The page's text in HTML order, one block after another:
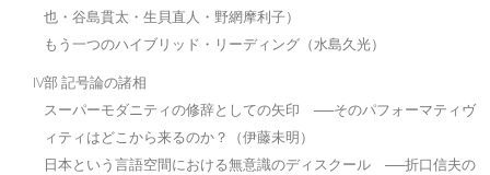
也・谷島貫太・生貝直人・野網摩利子）
もう一つのハイブリッド・リーディング（水島久光）
IV部 記号論の諸相
スーパーモダニティの修辞としての矢印 ──そのパフォーマティヴ
ィティはどこから来るのか？（伊藤未明）
日本という言語空間における無意識のディスクール ──折口信夫の